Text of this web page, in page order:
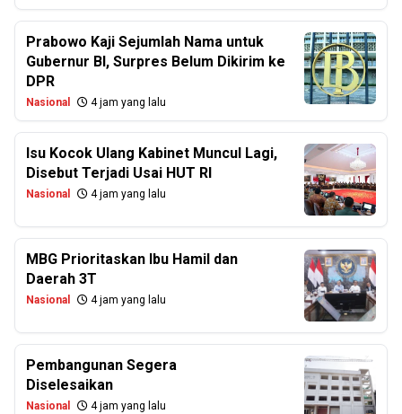
Prabowo Kaji Sejumlah Nama untuk
Gubernur BI, Surpres Belum Dikirim ke
DPR
Nasional 4 jam yang lalu
Isu Kocok Ulang Kabinet Muncul Lagi,
Disebut Terjadi Usai HUT RI
Nasional 4 jam yang lalu
MBG Prioritaskan Ibu Hamil dan
Daerah 3T
Nasional 4 jam yang lalu
Pembangunan Segera
Diselesaikan
Nasional 4 jam yang lalu